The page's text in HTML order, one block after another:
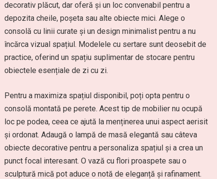
decorativ plăcut, dar oferă și un loc convenabil pentru a
depozita cheile, poșeta sau alte obiecte mici. Alege o
consolă cu linii curate și un design minimalist pentru a nu
încărca vizual spațiul. Modelele cu sertare sunt deosebit de
practice, oferind un spațiu suplimentar de stocare pentru
obiectele esențiale de zi cu zi.
Pentru a maximiza spațiul disponibil, poți opta pentru o
consolă montată pe perete. Acest tip de mobilier nu ocupă
loc pe podea, ceea ce ajută la menținerea unui aspect aerisit
și ordonat. Adaugă o lampă de masă elegantă sau câteva
obiecte decorative pentru a personaliza spațiul și a crea un
punct focal interesant. O vază cu flori proaspete sau o
sculptură mică pot aduce o notă de eleganță și rafinament.